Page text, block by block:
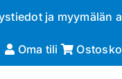
ja myymälän
Oma tili